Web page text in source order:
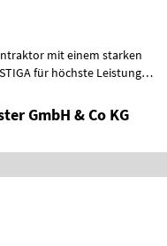
mit einem starken
für höchste Leistung
GmbH & Co KG